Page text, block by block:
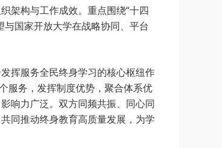
架构与工作成效。重点围绕“十四
国家开放大学在战略协同、平台
挥服务全民终身学习的核心枢纽作
服务，发挥制度优势，聚合体系优
响力广泛。双方同频共振、同心同
同推动终身教育高质量发展，为学